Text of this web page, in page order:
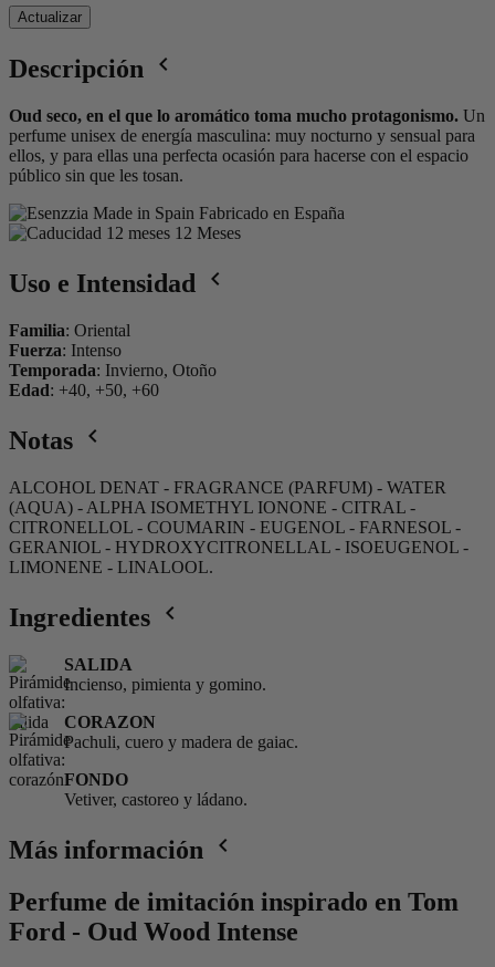
Descripción navigate_before
Oud seco, en el que lo aromático toma mucho protagonismo. Un
perfume unisex de energía masculina: muy nocturno y sensual para
ellos, y para ellas una perfecta ocasión para hacerse con el espacio
público sin que les tosan.
Fabricado en España
12 Meses
Uso e Intensidad navigate_before
Familia: Oriental
Fuerza: Intenso
Temporada: Invierno, Otoño
Edad: +40, +50, +60
Notas navigate_before
ALCOHOL DENAT - FRAGRANCE (PARFUM) - WATER
(AQUA) - ALPHA ISOMETHYL IONONE - CITRAL -
CITRONELLOL - COUMARIN - EUGENOL - FARNESOL -
GERANIOL - HYDROXYCITRONELLAL - ISOEUGENOL -
LIMONENE - LINALOOL.
Ingredientes navigate_before
SALIDA
Incienso, pimienta y gomino.
CORAZON
Pachuli, cuero y madera de gaiac.
FONDO
Vetiver, castoreo y ládano.
Más información navigate_before
Perfume de imitación inspirado en Tom
Ford - Oud Wood Intense